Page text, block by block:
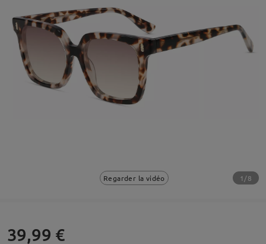
Regarder la vidéo 1/8
39,99 €